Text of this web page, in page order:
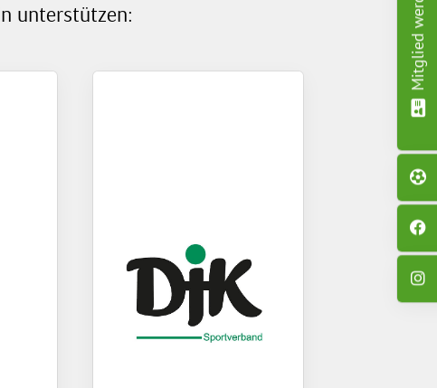
unterstützen: Mitglied werden!